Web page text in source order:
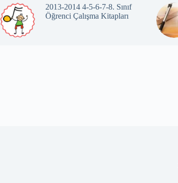
2013-2014 4-5-6-7-8. Sınıf
Öğrenci Çalışma Kitapları